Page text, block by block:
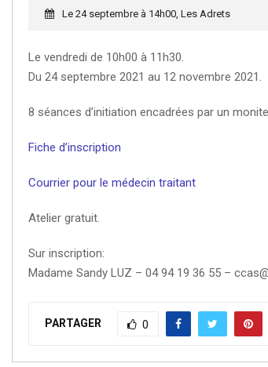
Le 24 septembre à 14h00, Les Adrets
Le vendredi de 10h00 à 11h30.
Du 24 septembre 2021 au 12 novembre 2021.
8 séances d’initiation encadrées par un
Fiche d’inscription
Courrier pour le médecin traitant
Atelier gratuit.
Sur inscription:
Madame Sandy LUZ – 04 94 19 36 55 –
PARTAGER 0